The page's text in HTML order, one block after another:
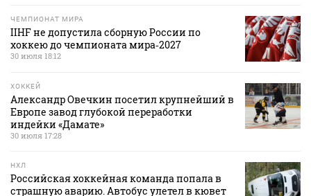
ЧЕМПИОНАТ МИРА
IIHF не допустила сборную России по
хоккею до чемпионата мира‑2027
30 июля 18:12
ХОККЕЙ
Александр Овечкин посетил крупнейший в
Европе завод глубокой переработки
индейки «Дамате»
30 июля 17:28
НХЛ
Российская хоккейная команда попала в
страшную аварию. Автобус улетел в кювет